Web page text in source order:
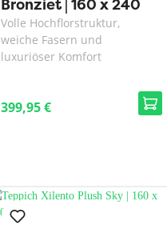
Bronziet | 160 x 240
cm
Volle Hochflorstruktur,
weiche Fasern und
luxuriöser Komfort
399,95 €